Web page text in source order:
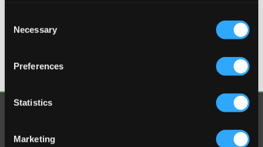
the Privacy trigger icon.
Collect information about your geographical
meters
Identify your device by actively scanning it for
Selection
Necessary
Preferences
Statistics
Marketing
¿Por qué Vertex?